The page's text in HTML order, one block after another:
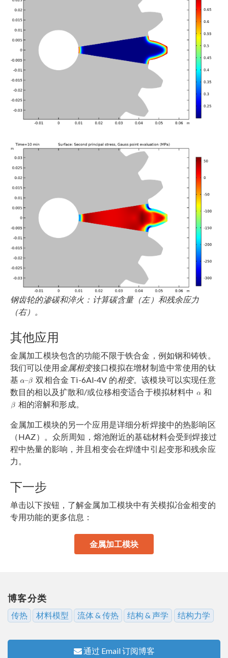
钢齿轮的渗碳和淬火 ：计算碳含量（左）和残余应力
（右）。
其他应用
金属加工模块包含的功能不限于铁合金，例如钢和铸铁。
我们可以使用金属相变接口模拟在增材制造中常使用的钛
基
双相合金 Ti-6Al-4V 的相变。该模块可以实现任意
数目的相以及扩散和/或位移相变适合于模拟材料中
和
相的溶解和形成。
金属加工模块的另一个应用是详细分析焊接中的热影响区
（HAZ）。众所周知，熔池附近的基础材料会受到焊接过
程中热量的影响，并且相变会在焊缝中引起变形和残余应
力。
下一步
单击以下按钮，了解金属加工模块中有关模拟冶金相变的
专用功能的更多信息：
金属加工模块
博客分类
传热 材料模型 流体 & 传热 结构 & 声学 结构力学
通过 Email 订阅博客